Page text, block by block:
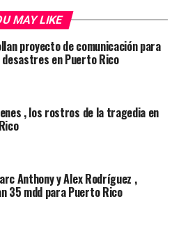
la misma policía que junto a
han tenido que cortar árboles y
parcialmente el
MAY LIKE
proyecto de comunicación para
en Puerto Rico
, los rostros de la tragedia en
Anthony y Alex Rodríguez ,
35 mdd para Puerto Rico